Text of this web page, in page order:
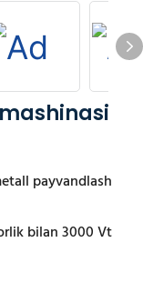
payvandlash
bilan 3000 Vt